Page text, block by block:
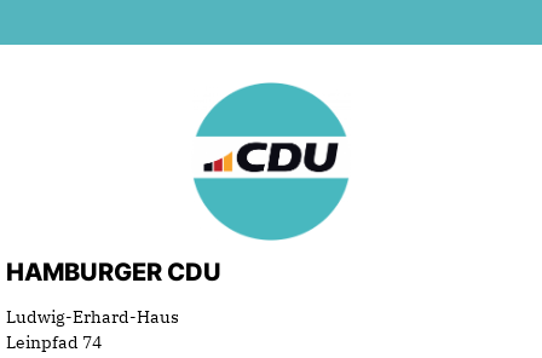
HAMBURGER CDU
Ludwig-Erhard-Haus
Leinpfad 74